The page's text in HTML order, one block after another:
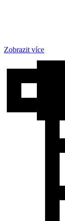
Zobrazit více